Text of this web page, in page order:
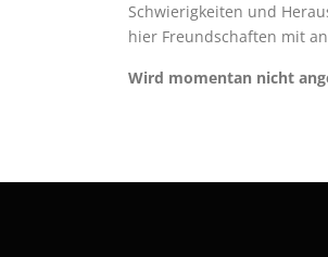
Schwierigkeiten und
hier Freundschaften mit
Wird momentan nicht